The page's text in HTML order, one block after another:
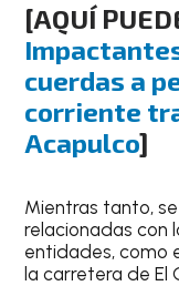
[AQUÍ
cuerdas a
corriente
Acapulco]
Mientras tanto,
relacionadas con
entidades, como
la carretera de El